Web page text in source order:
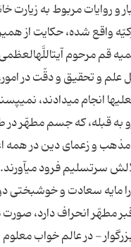
و روایات مربوط به
واقع شده، حكایت از
‏قم مرحوم
علم و تحقیق و دقّت در
انجام مى‏دادند،
به قبله، كه جسم مطهّر
و زعماى دین در همه
سرتسلیم فرود مى‏آورند.
مایه سعادت و خوشبختى
مطهّر انحراف دارد،
- در عالم خواب